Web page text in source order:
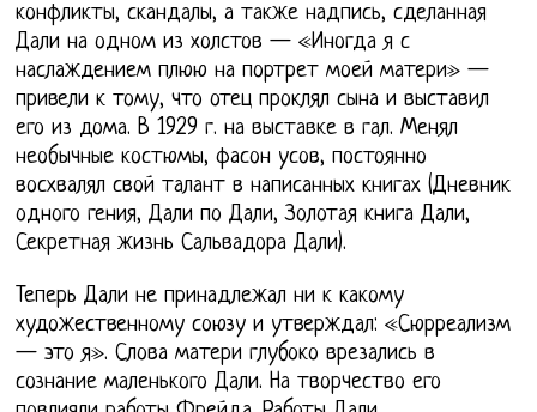
конфликты, скандалы, а также надпись, сделанная
Дали на одном из холстов — «Иногда я с
наслаждением плюю на портрет моей матери» —
привели к тому, что отец проклял сына и выставил
его из дома. В 1929 г. на выставке в гал. Менял
необычные костюмы, фасон усов, постоянно
восхвалял свой талант в написанных книгах (Дневник
одного гения, Дали по Дали, Золотая книга Дали,
Секретная жизнь Сальвадора Дали).
Теперь Дали не принадлежал ни к какому
художественному союзу и утверждал: «Сюрреализм
— это я». Слова матери глубоко врезались в
сознание маленького Дали. На творчество его